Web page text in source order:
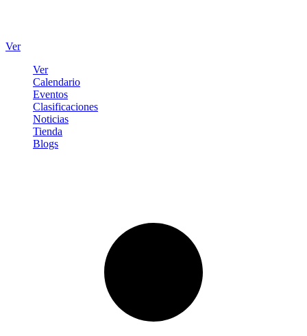
Ver
Ver
Calendario
Eventos
Clasificaciones
Noticias
Tienda
Blogs